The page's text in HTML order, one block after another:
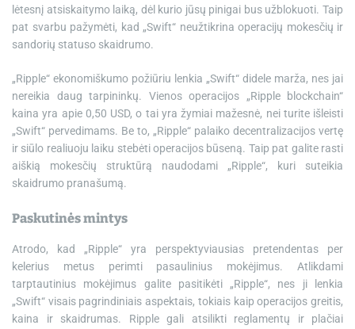
lėtesnį atsiskaitymo laiką, dėl kurio jūsų pinigai bus užblokuoti. Taip
pat svarbu pažymėti, kad „Swift“ neužtikrina operacijų mokesčių ir
sandorių statuso skaidrumo.
„Ripple“ ekonomiškumo požiūriu lenkia „Swift“ didele marža, nes jai
nereikia daug tarpininkų. Vienos operacijos „Ripple blockchain“
kaina yra apie 0,50 USD, o tai yra žymiai mažesnė, nei turite išleisti
„Swift“ pervedimams. Be to, „Ripple“ palaiko decentralizacijos vertę
ir siūlo realiuoju laiku stebėti operacijos būseną. Taip pat galite rasti
aiškią mokesčių struktūrą naudodami „Ripple“, kuri suteikia
skaidrumo pranašumą.
Paskutinės mintys
Atrodo, kad „Ripple“ yra perspektyviausias pretendentas per
kelerius metus perimti pasaulinius mokėjimus. Atlikdami
tarptautinius mokėjimus galite pasitikėti „Ripple“, nes ji lenkia
„Swift“ visais pagrindiniais aspektais, tokiais kaip operacijos greitis,
kaina ir skaidrumas. Ripple gali atsilikti reglamentų ir plačiai